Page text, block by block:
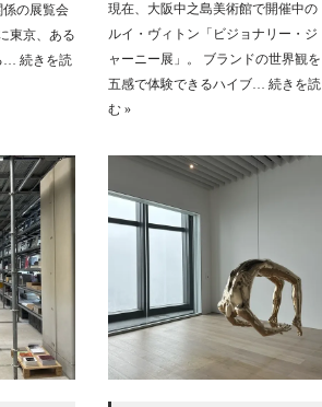
の展覧会
東京、ある
… 続きを読
現在、大阪中之島美術館で開催中の
ルイ・ヴィトン「ビジョナリー・ジ
ャーニー展」。 ブランドの世界観を
五感で体験できるハイブ… 続きを読
む »